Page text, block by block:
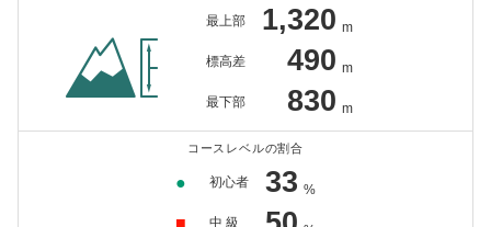
最上部 1,320 m
標高差 490 m
最下部 830 m
コースレベルの割合
● 初心者 33 %
■ 中 級